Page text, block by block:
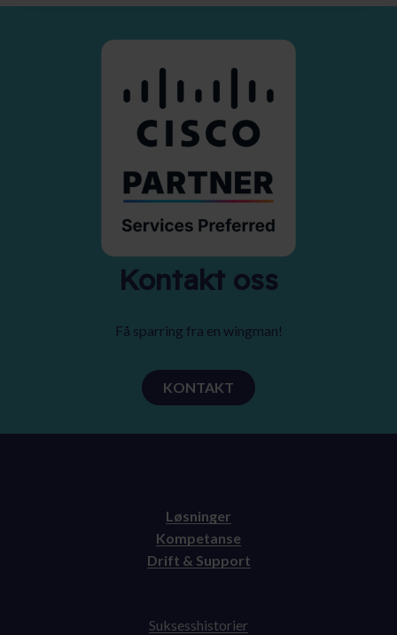
Kontakt oss
Få sparring fra en wingman!
KONTAKT
Løsninger
Kompetanse
Drift & Support
Suksesshistorier